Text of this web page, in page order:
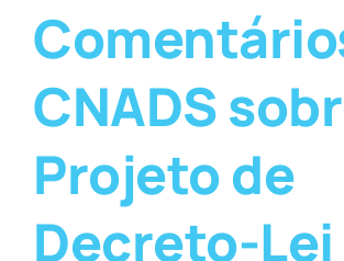
CNADS
Projeto de
Decreto-